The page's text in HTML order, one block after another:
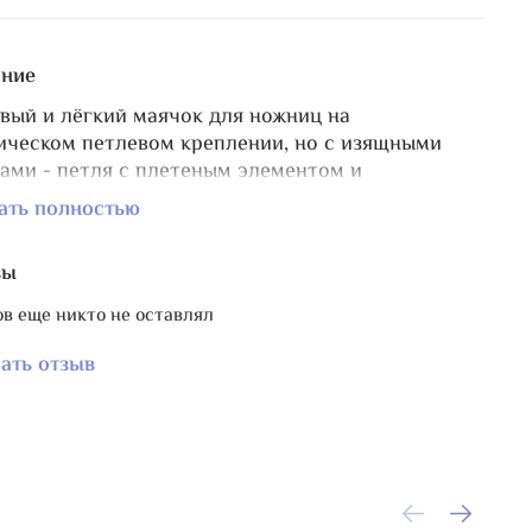
и лёгкий маячок для ножниц на
петлевом креплении, но с изящными
- петля с плетеным элементом и
шапочками перекликается с
золотистыми сердечками и
сочетание темно-синего и золотого
- металл и чешское стекло Preciosa Ornela.
полностью
еще никто не оставлял
отзыв